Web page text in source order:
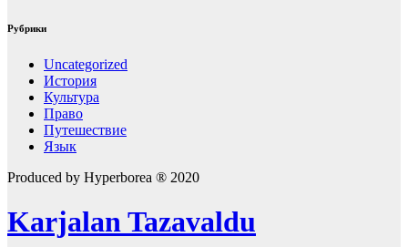
Рубрики
Uncategorized
История
Культура
Право
Путешествие
Язык
Produced by Hyperborea ® 2020
Karjalan Tazavaldu